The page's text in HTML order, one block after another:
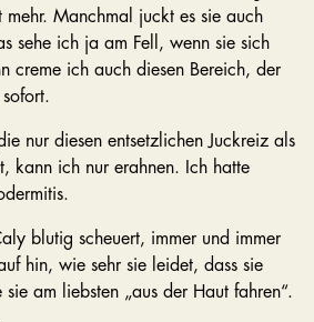
mehr. Manchmal juckt es sie auch
sehe ich ja am Fell, wenn sie sich
creme ich auch diesen Bereich, der
sofort.
nur diesen entsetzlichen Juckreiz als
kann ich nur erahnen. Ich hatte
blutig scheuert, immer und immer
hin, wie sehr sie leidet, dass sie
am liebsten „aus der Haut fahren“.